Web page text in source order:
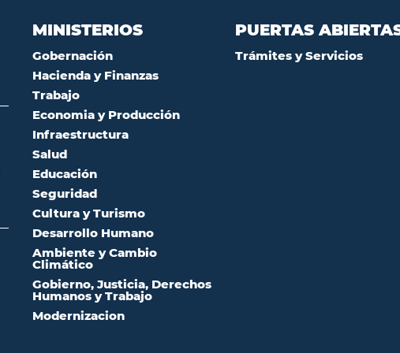
MINISTERIOS
Gobernación
Hacienda y Finanzas
Trabajo
Economia y Producción
Infraestructura
Salud
Educación
Seguridad
Cultura y Turismo
Desarrollo Humano
Ambiente y Cambio
Climático
Gobierno, Justicia, Derechos
Humanos y Trabajo
Modernizacion
PUERTAS
Trámites y Servicios